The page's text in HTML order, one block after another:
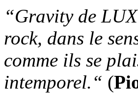
“Gravity de
rock, dans le
comme ils se
intemporel.“ (